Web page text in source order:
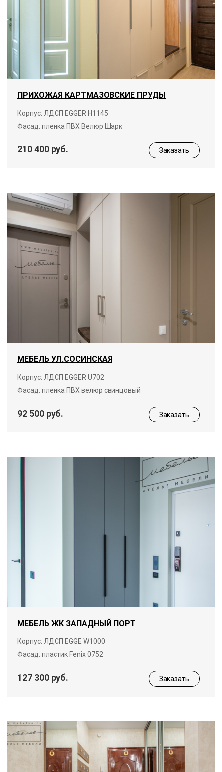
ПРИХОЖАЯ КАРТМАЗОВСКИЕ ПРУДЫ
Корпус: ЛДСП EGGER Н1145
Фасад: пленка ПВХ Велюр Шарк
210 400 руб. Заказать
МЕБЕЛЬ УЛ.СОСИНСКАЯ
Корпус: ЛДСП EGGER U702
Фасад: пленка ПВХ велюр свинцовый
92 500 руб. Заказать
МЕБЕЛЬ ЖК ЗАПАДНЫЙ ПОРТ
Корпус: ЛДСП EGGE W1000
Фасад: пластик Fenix 0752
127 300 руб. Заказать